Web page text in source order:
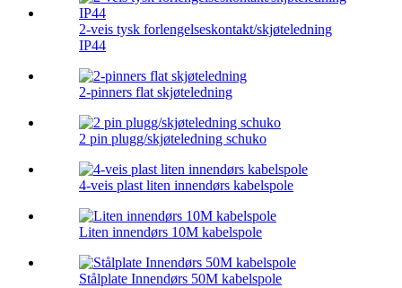
2-veis tysk forlengelseskontakt/skjøteledning
IP44
2-pinners flat skjøteledning
2 pin plugg/skjøteledning schuko
4-veis plast liten innendørs kabelspole
Liten innendørs 10M kabelspole
Stålplate Innendørs 50M kabelspole